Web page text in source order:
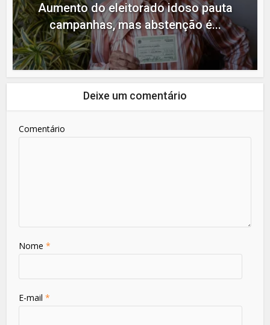
Aumento do eleitorado idoso pauta
campanhas, mas abstenção é...
Deixe um comentário
Comentário
Nome*
E-mail*